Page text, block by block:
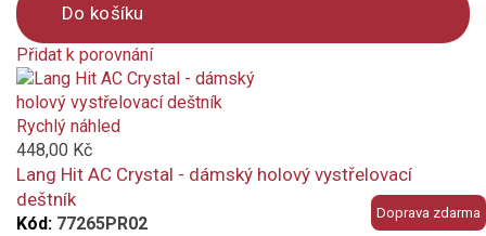
Do košíku
Přidat k porovnání
Product
is
added
to
compare
Doprava zdarma
Rychlý náhled
448,00 Kč
Lang Hit AC Crystal - dámský holový vystřelovací
deštník
Kód: 77265PR02